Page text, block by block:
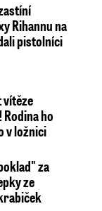
Rihannu na
pistolníci
vítěze
ho
v ložnici
za
ze